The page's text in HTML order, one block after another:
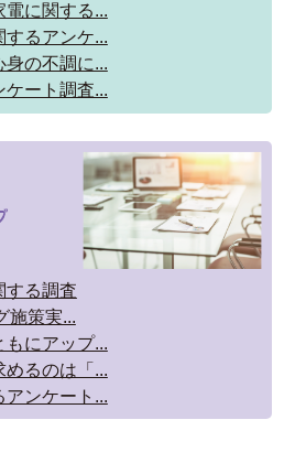
に関する...
するアンケ...
の不調に...
ケート調査...
する調査
施策実...
もにアップ...
めるのは「...
アンケート...